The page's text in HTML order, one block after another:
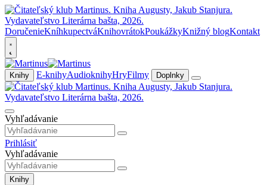
DoručenieKníhkupectváKnihovrátokPoukážkyKnižný blogKontakt
Knihy E-knihyAudioknihyHryFilmy Doplnky
Vyhľadávanie
Prihlásiť
Vyhľadávanie
Knihy